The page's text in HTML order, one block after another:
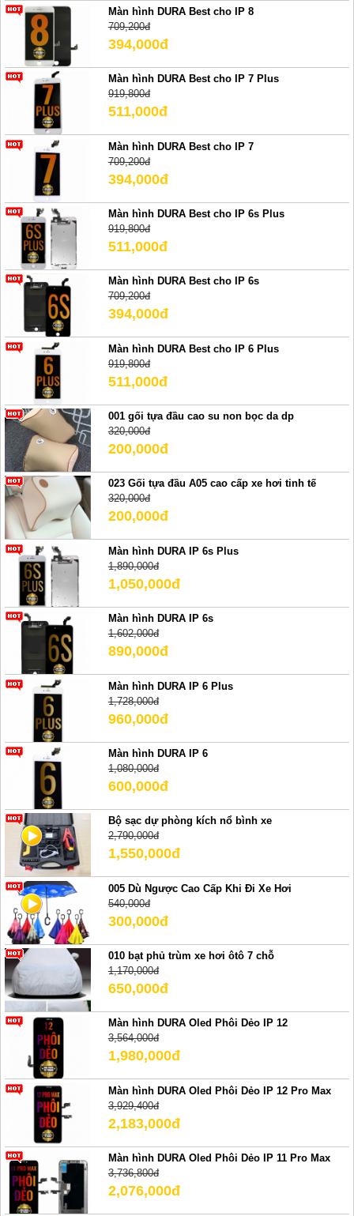
Màn hình DURA Best cho IP 8
709,200đ
394,000đ
Màn hình DURA Best cho IP 7 Plus
919,800đ
511,000đ
Màn hình DURA Best cho IP 7
709,200đ
394,000đ
Màn hình DURA Best cho IP 6s Plus
919,800đ
511,000đ
Màn hình DURA Best cho IP 6s
709,200đ
394,000đ
Màn hình DURA Best cho IP 6 Plus
919,800đ
511,000đ
001 gối tựa đầu cao su non bọc da dp
320,000đ
200,000đ
023 Gối tựa đầu A05 cao cấp xe hơi tinh tế
320,000đ
200,000đ
Màn hình DURA IP 6s Plus
1,890,000đ
1,050,000đ
Màn hình DURA IP 6s
1,602,000đ
890,000đ
Màn hình DURA IP 6 Plus
1,728,000đ
960,000đ
Màn hình DURA IP 6
1,080,000đ
600,000đ
Bộ sạc dự phòng kích nổ bình xe
2,790,000đ
1,550,000đ
005 Dù Ngược Cao Cấp Khi Đi Xe Hơi
540,000đ
300,000đ
010 bạt phủ trùm xe hơi ôtô 7 chỗ
1,170,000đ
650,000đ
Màn hình DURA Oled Phôi Dẻo IP 12
3,564,000đ
1,980,000đ
Màn hình DURA Oled Phôi Dẻo IP 12 Pro Max
3,929,400đ
2,183,000đ
Màn hình DURA Oled Phôi Dẻo IP 11 Pro Max
3,736,800đ
2,076,000đ